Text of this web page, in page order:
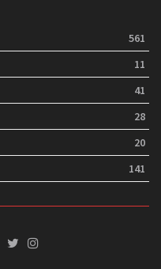
561
11
41
28
20
141